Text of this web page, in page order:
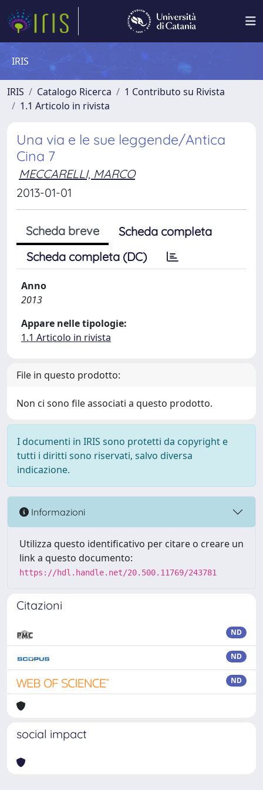
IRIS
IRIS Catalogo Ricerca
1 Contributo su Rivista
1.1 Articolo in rivista
Una via e le sue leggende/Antica
Cina 7
MECCARELLI, MARCO
2013-01-01
Scheda breve
Scheda completa
Scheda completa (DC)
Anno
2013
Appare nelle tipologie:
1.1 Articolo in rivista
File in questo prodotto:
Non ci sono file associati a questo prodotto.
I documenti in IRIS sono protetti da copyright e
tutti i diritti sono riservati, salvo diversa
indicazione.
Informazioni
Utilizza questo identificativo per citare o creare un
link a questo documento:
https://hdl.handle.net/20.500.11769/243781
Citazioni
ND
ND
ND
social impact